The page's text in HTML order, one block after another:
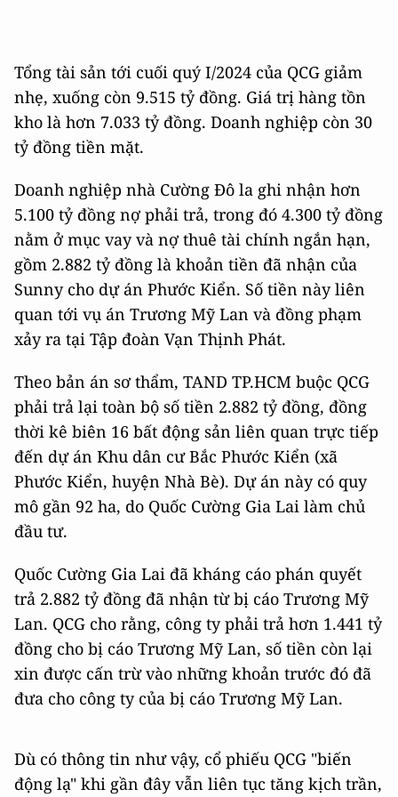
Tổng tài sản tới cuối quý I/2024 của QCG giảm
nhẹ, xuống còn 9.515 tỷ đồng. Giá trị hàng tồn
kho là hơn 7.033 tỷ đồng. Doanh nghiệp còn 30
tỷ đồng tiền mặt.
Doanh nghiệp nhà Cường Đô la ghi nhận hơn
5.100 tỷ đồng nợ phải trả, trong đó 4.300 tỷ đồng
nằm ở mục vay và nợ thuê tài chính ngắn hạn,
gồm 2.882 tỷ đồng là khoản tiền đã nhận của
Sunny cho dự án Phước Kiển. Số tiền này liên
quan tới vụ án Trương Mỹ Lan và đồng phạm
xảy ra tại Tập đoàn Vạn Thịnh Phát.
Theo bản án sơ thẩm, TAND TP.HCM buộc QCG
phải trả lại toàn bộ số tiền 2.882 tỷ đồng, đồng
thời kê biên 16 bất động sản liên quan trực tiếp
đến dự án Khu dân cư Bắc Phước Kiển (xã
Phước Kiển, huyện Nhà Bè). Dự án này có quy
mô gần 92 ha, do Quốc Cường Gia Lai làm chủ
đầu tư.
Quốc Cường Gia Lai đã kháng cáo phán quyết
trả 2.882 tỷ đồng đã nhận từ bị cáo Trương Mỹ
Lan. QCG cho rằng, công ty phải trả hơn 1.441 tỷ
đồng cho bị cáo Trương Mỹ Lan, số tiền còn lại
xin được cấn trừ vào những khoản trước đó đã
đưa cho công ty của bị cáo Trương Mỹ Lan.
Dù có thông tin như vậy, cổ phiếu QCG "biến
động lạ" khi gần đây vẫn liên tục tăng kịch trần,